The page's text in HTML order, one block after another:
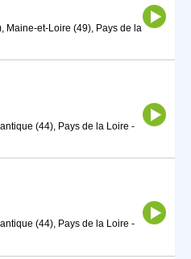
Maine-et-Loire (49), Pays de la
(44), Pays de la Loire -
(44), Pays de la Loire -